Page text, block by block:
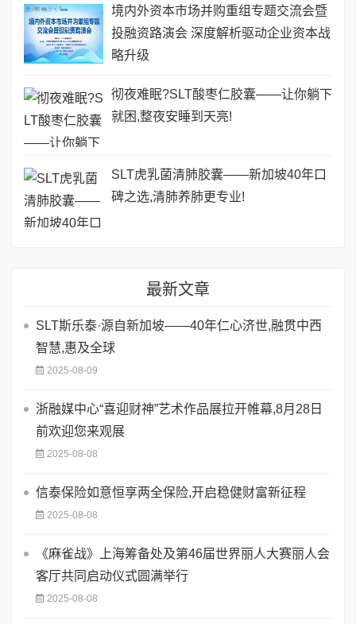
境内外资本市场并购重组专题交流会暨
投融资路演会 深度解析驱动企业资本战
略升级
彻夜难眠?SLT酸枣仁胶囊——让你躺下
就困,整夜安睡到天亮!
SLT虎乳菌清肺胶囊——新加坡40年口
碑之选,清肺养肺更专业!
最新文章
SLT斯乐泰·源自新加坡——40年仁心济世,融贯中西
智慧,惠及全球
2025-08-09
浙融媒中心“喜迎财神”艺术作品展拉开帷幕,8月28日
前欢迎您来观展
2025-08-08
信泰保险如意恒享两全保险,开启稳健财富新征程
2025-08-08
《麻雀战》上海筹备处及第46届世界丽人大赛丽人会
客厅共同启动仪式圆满举行
2025-08-08